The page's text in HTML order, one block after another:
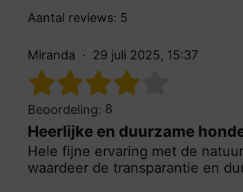
Aantal reviews: 5
Miranda 29 juli 2025, 15:37
Beoordeling: 8
Heerlijke en duurzame
Hele fijne ervaring met de
waardeer de transparantie en